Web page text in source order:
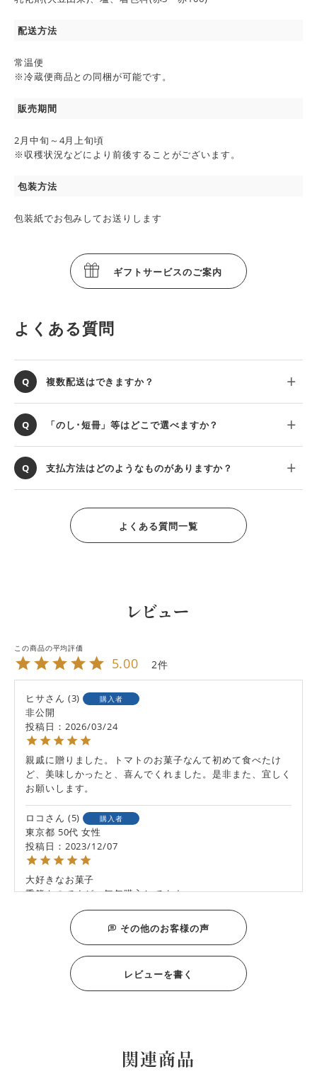
配送方法
常温便
※冷蔵便商品との同梱が可能です。
販売期間
2月中旬～4月上旬頃
※収穫状況などにより前後することがございます。
包装方法
包装紙でお包みしてお送りします
ギフトサービスのご案内
よくある質問
複数配送はできますか？
「のし･短冊」等はどこで選べますか？
支払方法はどのようなものがありますか？
よくある質問一覧
レビュー
5.00 2
ヒサ 3 購入者
非公開
投稿日
2026/03/24
親戚に贈りました。トマトのお菓子なんて初めて食べたけ
ど、美味しかったと、喜んでくれました。是非また、宜しく
お願いします。
ロコ 5 購入者
東京都 50代 女性
投稿日
2023/12/07
大好きなお菓子
季節ものですが、毎年購入してます
新年度の差し入れには大変好評です
その他のお客様の声
レビューを書く
関連商品